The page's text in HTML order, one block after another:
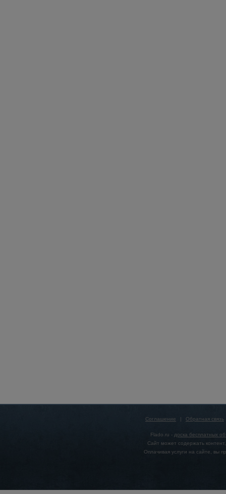
Соглашение | Обратная связь
Flado.ru - доска бесплатных
Сайт может содержать
Оплачивая услуги на сайте, вы